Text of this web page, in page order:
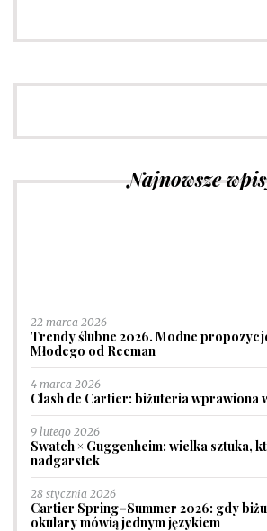
Najnowsze
22 marca 2026
Trendy ślubne 2026. Modne
Młodego od Recman
4 marca 2026
Clash de Cartier: biżuteria wprawiona
9 lutego 2026
Swatch × Guggenheim: wielka sztuka,
nadgarstek
28 stycznia 2026
Cartier Spring–Summer 2026: gdy
okulary mówią jednym językiem